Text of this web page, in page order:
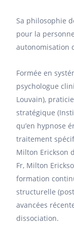
Sa philosophie
pour la
autonomisation
Formée en
psychologue
Louvain),
stratégique
qu’en hypnose
traitement
Milton Erickson
Fr, Milton
formation
structurelle
avancées
dissociation.